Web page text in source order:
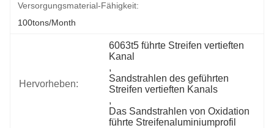
Versorgungsmaterial-Fähigkeit:
100tons/month
Hervorheben:
6063t5 führte Streifen vertieften
Kanal
,
Sandstrahlen des geführten
Streifen vertieften Kanals
,
Das Sandstrahlen von Oxidation
führte Streifenaluminiumprofil